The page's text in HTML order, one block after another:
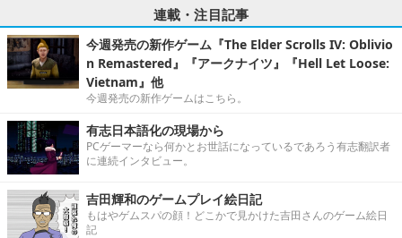
連載・注目記事
今週発売の新作ゲーム『The Elder Scrolls IV: Oblivio
n Remastered』『アークナイツ』『Hell Let Loose:
Vietnam』他
今週発売の新作ゲームはこちら。
有志日本語化の現場から
PCゲーマーなら何かとお世話になっているであろう有志翻訳者
に連続インタビュー。
吉田輝和のゲームプレイ絵日記
もはやゲムスパの顔！どこかで見かけた吉田さんのゲーム絵日
記